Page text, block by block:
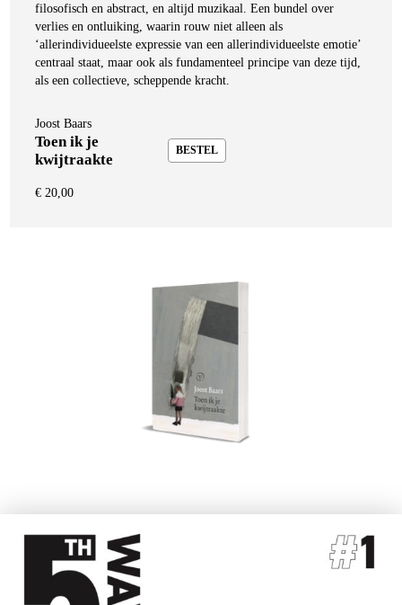
filosofisch en abstract, en altijd muzikaal. Een bundel over
verlies en ontluiking, waarin rouw niet alleen als
‘allerindividueelste expressie van een allerindividueelste emotie’
centraal staat, maar ook als fundamenteel principe van deze tijd,
als een collectieve, scheppende kracht.
Joost Baars
Toen ik je
kwijtraakte
€ 20,00
BESTEL
Joost Baars
Toen ik je kwijtraakte.
€ 20,00